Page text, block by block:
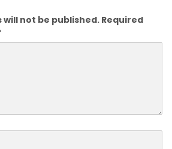
will not be published. Required